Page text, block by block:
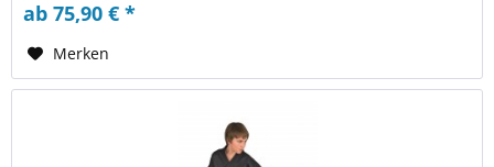
ab 75,90 € *
Merken